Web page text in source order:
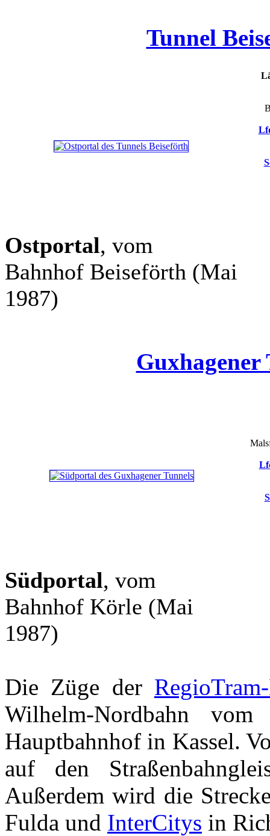
Tunnel
Ostportal, vom
Bahnhof Beiseförth (Mai
1987)
Guxhagener
Südportal, vom
Bahnhof Körle (Mai
1987)
Die Züge der
Wilhelm-Nordbahn
Hauptbahnhof in Kassel.
auf den
Außerdem wird die
Fulda und InterCitys in